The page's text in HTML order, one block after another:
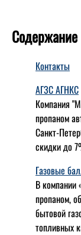
Содержание
Контакты
АГЗС АГНКС
Компания
пропаном
Санкт-
скидки до
Газовые
В компании
пропаном,
бытовой
топливных